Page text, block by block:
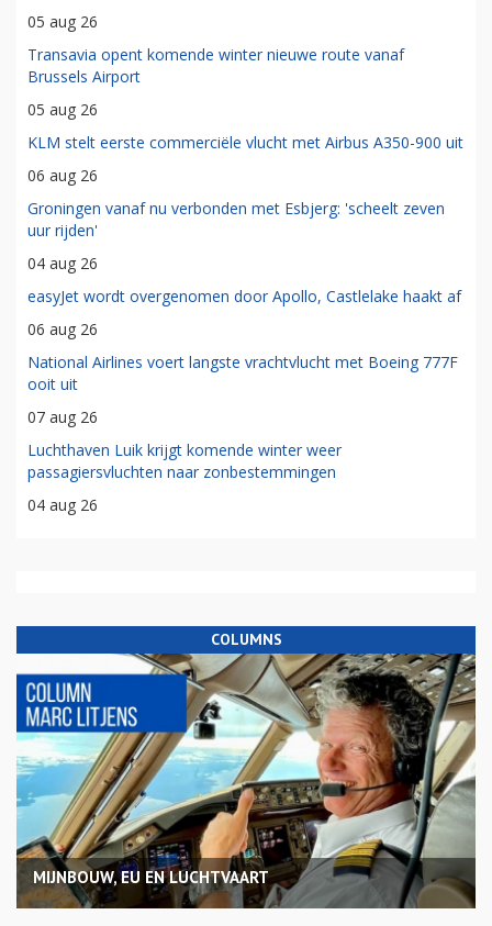
05 aug 26
Transavia opent komende winter nieuwe route vanaf
Brussels Airport
05 aug 26
KLM stelt eerste commerciële vlucht met Airbus A350-900 uit
06 aug 26
Groningen vanaf nu verbonden met Esbjerg: 'scheelt zeven
uur rijden'
04 aug 26
easyJet wordt overgenomen door Apollo, Castlelake haakt af
06 aug 26
National Airlines voert langste vrachtvlucht met Boeing 777F
ooit uit
07 aug 26
Luchthaven Luik krijgt komende winter weer
passagiersvluchten naar zonbestemmingen
04 aug 26
COLUMNS
MIJNBOUW, EU EN LUCHTVAART